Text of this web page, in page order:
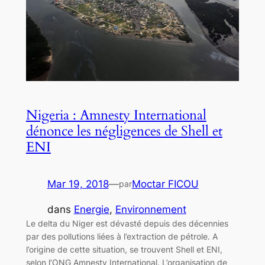
Nigeria : Amnesty International
dénonce les négligences de Shell et
ENI
Mar 19, 2018—parMoctar FICOU
dans Energie, Environnement
Le delta du Niger est dévasté depuis des décennies
par des pollutions liées à l’extraction de pétrole. A
l’origine de cette situation, se trouvent Shell et ENI,
selon l’ONG Amnesty International. L’organisation de